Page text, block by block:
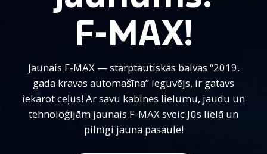
F-MAX!
Jaunais F-MAX — starptautiskās balvas “2019.
gada kravas automašīna” ieguvējs, ir gatavs
iekarot ceļus! Ar savu kabīnes lielumu, jaudu un
tehnoloģijām jaunais F-MAX sveic Jūs lielā un
pilnīgi jaunā pasaulē!